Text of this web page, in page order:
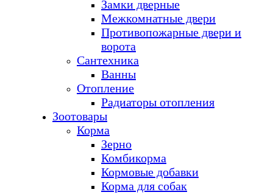
Замки дверные
Межкомнатные двери
Противопожарные двери и
ворота
Сантехника
Ванны
Отопление
Радиаторы отопления
Зоотовары
Корма
Зерно
Комбикорма
Кормовые добавки
Корма для собак